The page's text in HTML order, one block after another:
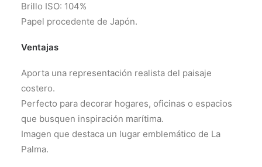
Brillo ISO: 104%
Papel procedente de Japón.
Ventajas
Aporta una representación realista del paisaje
costero.
Perfecto para decorar hogares, oficinas o espacios
que busquen inspiración marítima.
Imagen que destaca un lugar emblemático de La
Palma.